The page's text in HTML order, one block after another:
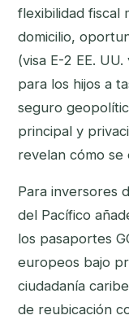
flexibilidad fiscal
domicilio,
(visa E-2 EE.
para los hijos a
seguro
principal y
revelan cómo se
Para inversores
del Pacífico
los pasaportes
europeos bajo
ciudadanía
de reubicación